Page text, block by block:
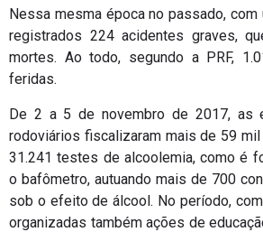
Nessa mesma época no passado,
registrados 224 acidentes graves,
mortes. Ao todo, segundo a PRF,
feridas.
De 2 a 5 de novembro de 2017, as
rodoviários fiscalizaram mais de 59
31.241 testes de alcoolemia, como é
o bafômetro, autuando mais de 700
sob o efeito de álcool. No período,
organizadas também ações de